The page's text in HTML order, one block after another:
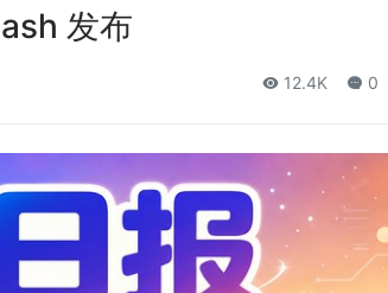
发布
12.4K 0